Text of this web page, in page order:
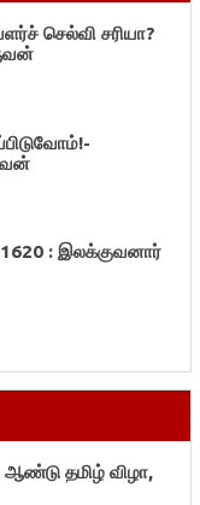
செல்வி சரியா?
: இலக்குவனார்
ஆண்டு தமிழ் விழா,